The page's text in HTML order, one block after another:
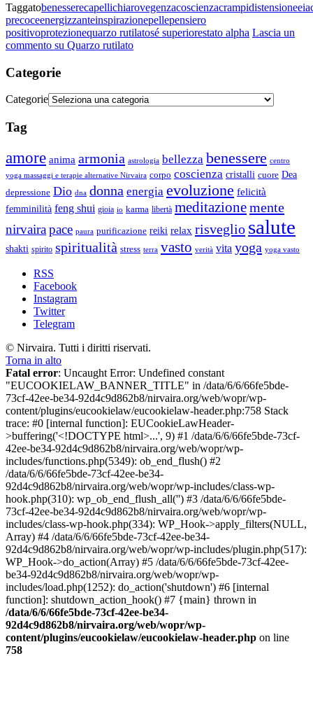
Taggatobenesserecapellichiarovegenzacoscienzacrampidistensione
precoceenergizzanteinspirazionepellepensiero
positivoprotezionequarzo rutilatosé superiorestato alpha Lascia un
commento su Quarzo rutilato
Categorie
Categorie
Tag
amore anima armonia astrologia bellezza benessere centro
yoga massaggi e terapie alternative Nirvaira corpo coscienza cristalli cuore Dea
depressione Dio dna donna energia evoluzione felicità
femminilità feng shui gioia io karma libertà meditazionemente
nirvairapace paura purificazione reiki relax risveglio salute
shakti spirito spiritualità stress terra vasto verità vita yoga yoga vasto
RSS
Facebook
Instagram
Twitter
Telegram
© Nirvaira. Tutti i diritti riservati.
Torna in alto
Fatal error: Uncaught Error: Undefined constant
"EUCOOKIELAW_BANNER_TITLE" in /data/6/6/66fe5bde-
73cf-42ee-be34-92d4c9d862b8/nirvaira.org/web/wopr/wp-
content/plugins/eucookielaw/eucookielaw-header.php:758 Stack
trace: #0 [internal function]: EUCookieLawHeader-
>buffering('<!DOCTYPE html>...', 9) #1 /data/6/6/66fe5bde-73cf-
42ee-be34-92d4c9d862b8/nirvaira.org/web/wopr/wp-
includes/functions.php(5349): ob_end_flush() #2
/data/6/6/66fe5bde-73cf-42ee-be34-
92d4c9d862b8/nirvaira.org/web/wopr/wp-includes/class-wp-
hook.php(310): wp_ob_end_flush_all('') #3 /data/6/6/66fe5bde-
73cf-42ee-be34-92d4c9d862b8/nirvaira.org/web/wopr/wp-
includes/class-wp-hook.php(334): WP_Hook->apply_filters(NULL,
Array) #4 /data/6/6/66fe5bde-73cf-42ee-be34-
92d4c9d862b8/nirvaira.org/web/wopr/wp-includes/plugin.php(517):
WP_Hook->do_action(Array) #5 /data/6/6/66fe5bde-73cf-42ee-
be34-92d4c9d862b8/nirvaira.org/web/wopr/wp-
includes/load.php(1252): do_action('shutdown') #6 [internal
function]: shutdown_action_hook() #7 {main} thrown in
/data/6/6/66fe5bde-73cf-42ee-be34-
92d4c9d862b8/nirvaira.org/web/wopr/wp-
content/plugins/eucookielaw/eucookielaw-header.php on line
758